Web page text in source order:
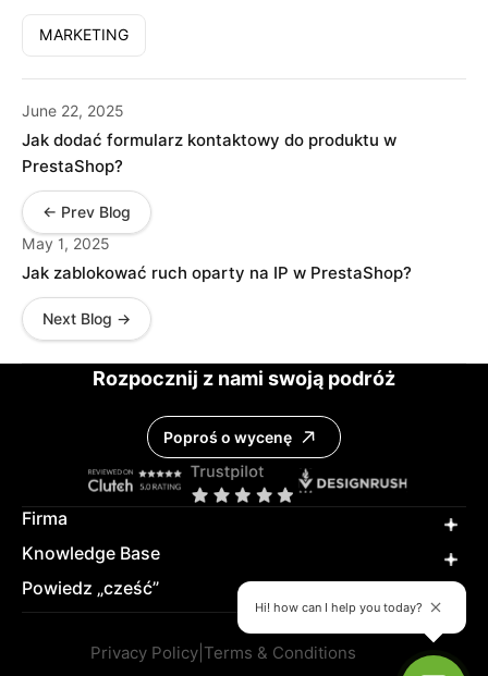
MARKETING
June 22, 2025
Jak dodać formularz kontaktowy do produktu w
PrestaShop?
← Prev Blog
May 1, 2025
Jak zablokować ruch oparty na IP w PrestaShop?
Next Blog →
Rozpocznij z nami swoją podróż
Poproś o wycenę
Firma
Knowledge Base
Powiedz „cześć”
Hi! how can I help you today?
Privacy Policy Terms & Conditions